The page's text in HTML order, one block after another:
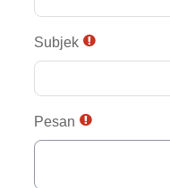
Subjek
Pesan